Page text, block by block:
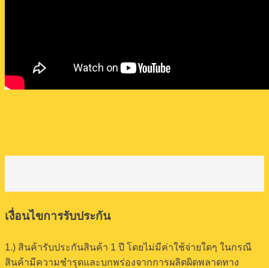
เงื่อนไขการรับประกัน
1.) สินค้ารับประกันสินค้า 1 ปี โดยไม่มีค่าใช้จ่ายใดๆ ในกรณี
สินค้ามีความชำรุดและบกพร่องจากการผลิตผิดพลาดทาง